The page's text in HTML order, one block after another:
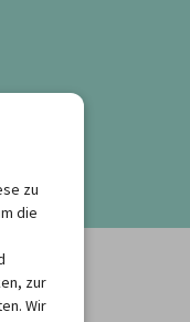
zu
die
zur
Wir